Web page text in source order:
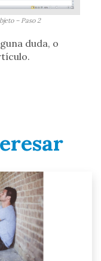
– Paso 2
duda, o